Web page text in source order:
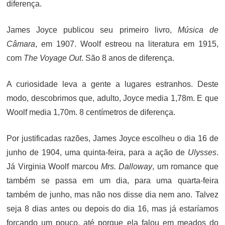
diferença.
James Joyce publicou seu primeiro livro, Música de
Câmara, em 1907. Woolf estreou na literatura em 1915,
com The Voyage Out. São 8 anos de diferença.
A curiosidade leva a gente a lugares estranhos. Deste
modo, descobrimos que, adulto, Joyce media 1,78m. E que
Woolf media 1,70m. 8 centímetros de diferença.
Por justificadas razões, James Joyce escolheu o dia 16 de
junho de 1904, uma quinta-feira, para a ação de Ulysses.
Já Virginia Woolf marcou Mrs. Dalloway, um romance que
também se passa em um dia, para uma quarta-feira
também de junho, mas não nos disse dia nem ano. Talvez
seja 8 dias antes ou depois do dia 16, mas já estaríamos
forçando um pouco, até porque ela falou em meados do